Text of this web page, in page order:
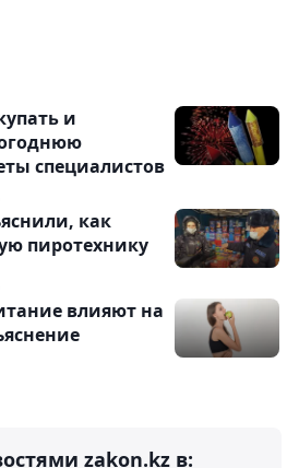
и
специалистов
как
пиротехнику
влияют на
zakon.kz в: